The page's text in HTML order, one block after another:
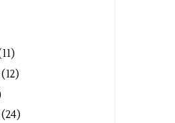
(12)
(24)